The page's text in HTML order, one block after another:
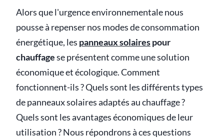
Alors que l'urgence environnementale nous
pousse à repenser nos modes de consommation
énergétique, les panneaux solairespour
chauffagese présentent comme une solution
économique et écologique. Comment
fonctionnent-ils ? Quels sont les différents types
de panneaux solaires adaptés au chauffage ?
Quels sont les avantages économiques de leur
utilisation ? Nous répondrons à ces questions